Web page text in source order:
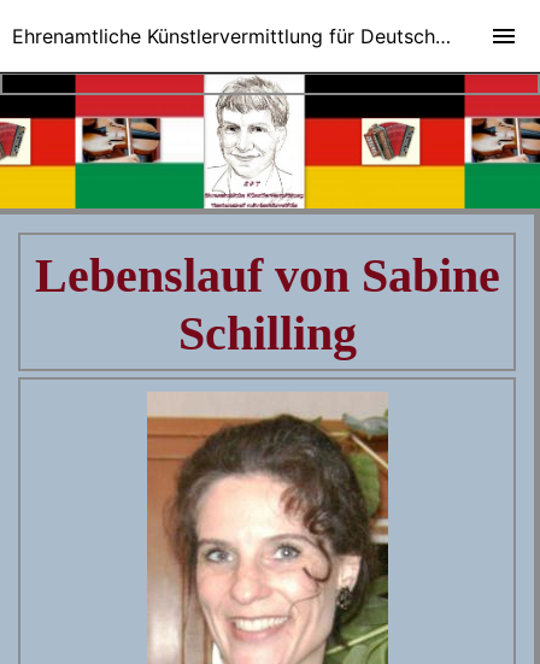
Lebenslauf von Sabine
Schilling
Ehrenamtliche Künstlervermittlung für Deutsch-Ungarische Veranstaltungen